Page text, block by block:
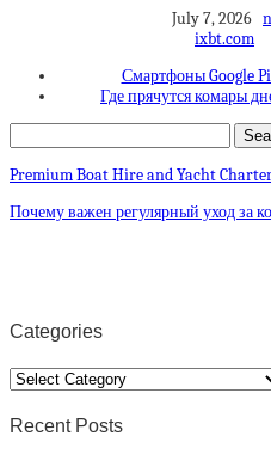
July 7, 2026
ixbt.com
Смартфоны Google
Где прячутся комары
Premium Boat Hire and Yacht
Почему важен регулярный уход за
Categories
Categories
Recent Posts